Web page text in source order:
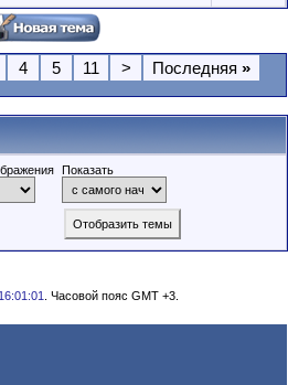
4 5 11 > Последняя »
Показать
16:01:01 . Часовой пояс GMT +3.